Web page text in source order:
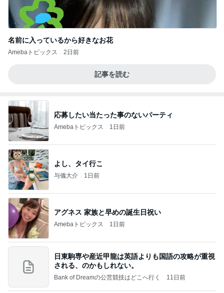
名前に入っているから好きなお花
Amebaトピックス 2日前
記事を読む
応募したい当たった事のないパーティ
Amebaトピックス 1日前
よし、タイ行こ
与儀大介 1日前
アグネス 家族と早めの誕生日祝い
Amebaトピックス 1日前
日東駒専や産近甲龍は英語よりも国語の攻略が重視
される、のかもしれない。
Bank of Dreamの公営競技はどこへ行く 11日前